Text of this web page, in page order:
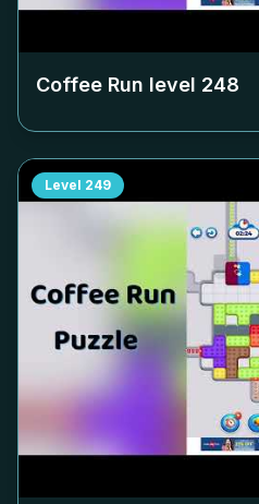
Coffee Run level 248
Level 249